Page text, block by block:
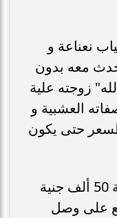
نعناعة و
معه بدون
زوجته علية
العشبية و
حتى يكون
يذهب عيطة لحنفي اللذي يعطية 50 ألف جنية
على وصل